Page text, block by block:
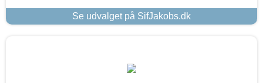
Se udvalget på SifJakobs.dk